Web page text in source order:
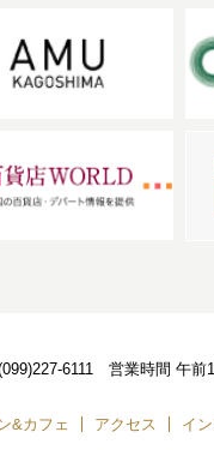
6111 営業時間 午前
&カフェ アクセス イ